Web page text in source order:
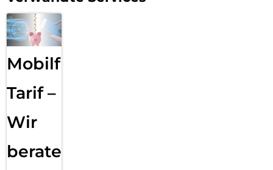
Mobilfunk
Tarif –
Wir
beraten